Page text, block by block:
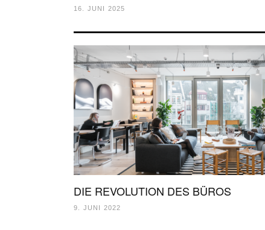
16. JUNI 2025
DIE REVOLUTION DES BÜROS
9. JUNI 2022